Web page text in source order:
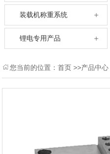
装载机称重系统
锂电专用产品
您当前的位置：首页 >>产品中心